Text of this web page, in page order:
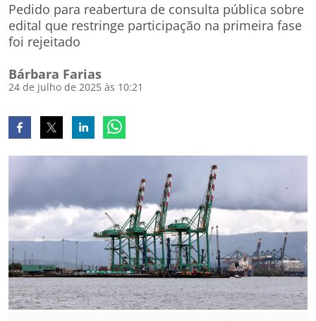
Pedido para reabertura de consulta pública sobre
edital que restringe participação na primeira fase
foi rejeitado
Bárbara Farias
24 de julho de 2025 às 10:21